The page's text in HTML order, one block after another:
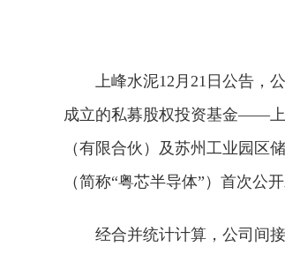
上峰水泥12月21日公告，
成立的私募股权投资基金——上
（有限合伙）及苏州工业园区
（简称“粤芯半导体”）首次公
经合并统计计算，公司间